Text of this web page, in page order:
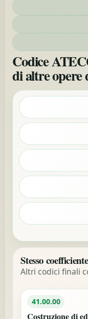
Codice
di altre opere
Stesso
Altri codici finali
41.00.00
Costruzione di